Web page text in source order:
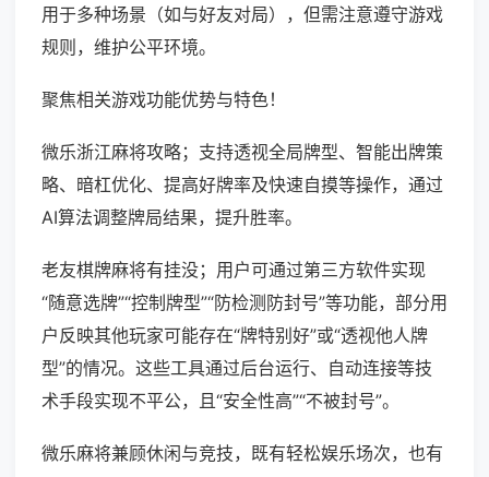
用于多种场景（如与好友对局），但需注意遵守游戏
规则，维护公平环境。
聚焦相关游戏功能优势与特色！
微乐浙江麻将攻略；支持透视全局牌型、智能出牌策
略、暗杠优化、提高好牌率及快速自摸等操作，通过
AI算法调整牌局结果，提升胜率。
老友棋牌麻将有挂没；用户可通过第三方软件实现
“随意选牌”“控制牌型”“防检测防封号”等功能，部分用
户反映其他玩家可能存在“牌特别好”或“透视他人牌
型”的情况。这些工具通过后台运行、自动连接等技
术手段实现不平公，且“安全性高”“不被封号”。
微乐麻将兼顾休闲与竞技，既有轻松娱乐场次，也有